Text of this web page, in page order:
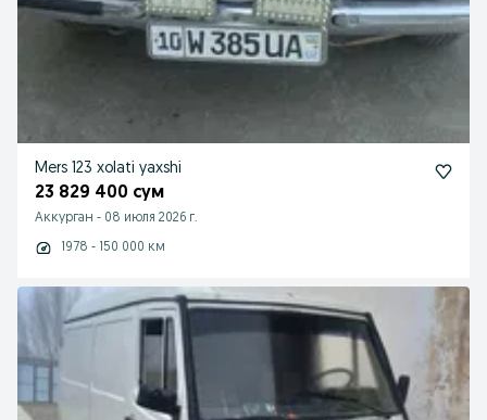
Mers 123 xolati yaxshi
23 829 400 сум
Аккурган - 08 июля 2026 г.
1978 - 150 000 км